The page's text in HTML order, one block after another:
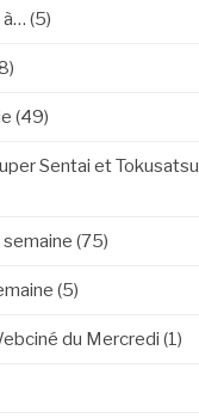
à… (5)
(49)
Sentai et Tokusatsu
(75)
(5)
du Mercredi (1)